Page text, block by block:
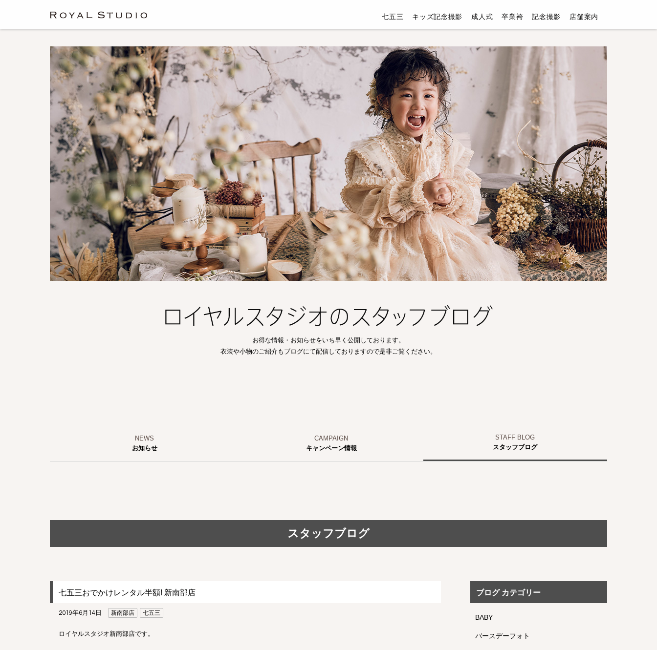
店舗案内
記念撮影
卒業袴
成人式
キッズ記念撮影
七五三
お得な情報・お知らせをいち早く公開しております。
衣装や小物のご紹介もブログにて配信しておりますので是非ご覧ください。
お知らせ キャンペーン情報 スタッフブログ
スタッフブログ
七五三おでかけレンタル半額! 新南部店
2019年6月14日 新南部店 七五三
ロイヤルスタジオ新南部店です。
ブログ カテゴリー
BABY
バースデーフォト